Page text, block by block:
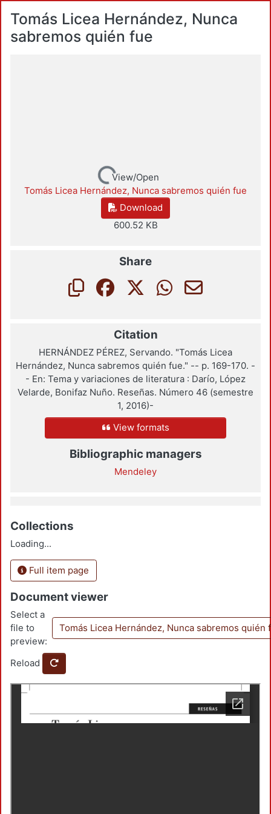
Tomás Licea Hernández, Nunca
sabremos quién fue
Loading...View/Open
Tomás Licea Hernández, Nunca sabremos quién fue
Download
600.52 KB
Share
Citation
HERNÁNDEZ PÉREZ, Servando. "Tomás Licea
Hernández, Nunca sabremos quién fue." -- p. 169-170. -
- En: Tema y variaciones de literatura : Darío, López
Velarde, Bonifaz Nuño. Reseñas. Número 46 (semestre
1, 2016)-
View formats
Bibliographic managers
Mendeley
Collections
Loading...
Full item page
Document viewer
Select a
file to
preview:
Tomás Licea Hernández, Nunca sabremos quién
Reload